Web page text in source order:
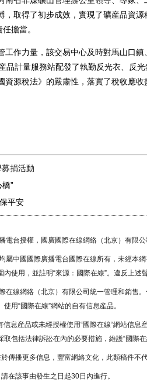
取得了初步成效，實現了礦産品資源
擔當。
作力量，該交易中心及時對馬山口鎮
品計量服務站配發了執勤反光衣、反
源稅法》的嚴肅性，落實了稅收應收
捐活動
”
平安
台授權，國廣國際在線網絡（北京）有限公
屬中國國際廣播電台國際在線所有，未經本
使用，並註明“來源：國際在線”。違反上述
在線網絡（北京）有限公司統一管理和銷售
用“國際在線”網站的自有信息産品。
信息産品或未經授權使用“國際在線“網站信
包括法律訴訟在內的必要措施，維護“國際在
傳播更多信息，豐富網絡文化，此類稿件不代
在該事由發生之日起30日內進行。